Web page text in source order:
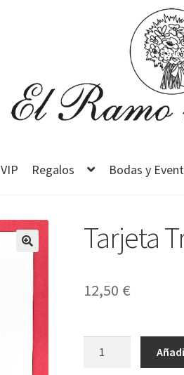
VIP Regalos Bodas y
Tarjeta
12,50 €
Tarjeta